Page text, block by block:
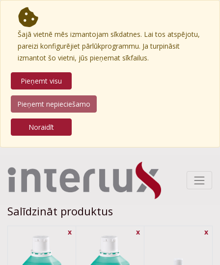
Šajā vietnē mēs izmantojam sīkdatnes. Lai tos atspējotu,
pareizi konfigurējiet pārlūkprogrammu. Ja turpināsit
izmantot šo vietni, jūs pieņemat sīkfailus.
Pieņemt visu
Pieņemt nepieciešamo
Noraidīt
Salīdzināt produktus
x x x